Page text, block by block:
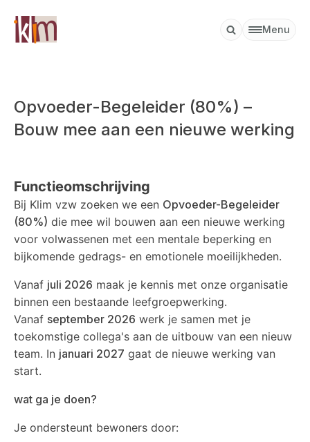
Menu
Opvoeder-Begeleider (80%) –
Bouw mee aan een nieuwe werking
Functieomschrijving
Bij Klim vzw zoeken we een Opvoeder-Begeleider
(80%) die mee wil bouwen aan een nieuwe werking
voor volwassenen met een mentale beperking en
bijkomende gedrags- en emotionele moeilijkheden.
Vanaf juli 2026 maak je kennis met onze organisatie
binnen een bestaande leefgroepwerking.
Vanaf september 2026 werk je samen met je
toekomstige collega's aan de uitbouw van een nieuw
team. In januari 2027 gaat de nieuwe werking van
start.
wat ga je doen?
Je ondersteunt bewoners door: